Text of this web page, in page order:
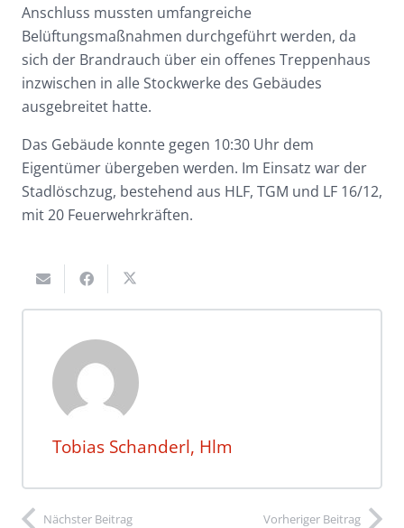
Anschluss mussten umfangreiche
Belüftungsmaßnahmen durchgeführt werden, da
sich der Brandrauch über ein offenes Treppenhaus
inzwischen in alle Stockwerke des Gebäudes
ausgebreitet hatte.
Das Gebäude konnte gegen 10:30 Uhr dem
Eigentümer übergeben werden. Im Einsatz war der
Stadlöschzug, bestehend aus HLF, TGM und LF 16/12,
mit 20 Feuerwehrkräften.
Tobias Schanderl, Hlm
Nächster Beitrag Vorheriger Beitrag